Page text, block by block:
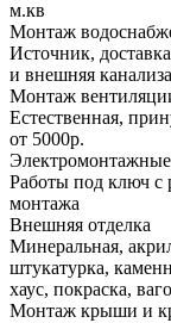
м.кв
Монтаж
Источник,
и внешняя
Монтаж
Естественная,
от 5000р.
Работы под ключ с
монтажа
Внешняя отделка
Минеральная,
штукатурка,
хаус, покраска,
Монтаж крыши и